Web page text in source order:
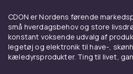
CDON er Nordens førende
små hverdagsbehov og store
konstant voksende udvalg af
legetøj og elektronik til have-,
kæledyrsprodukter. Ting til livet,